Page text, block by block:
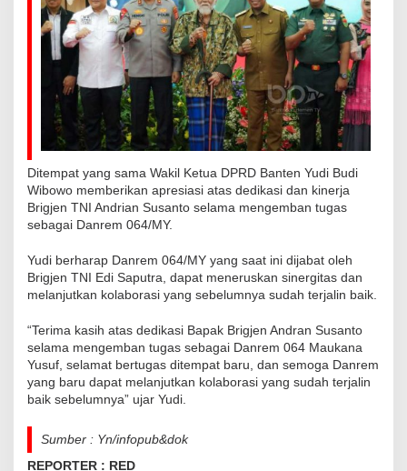
a
Y
u
u
f
Ditempat yang sama Wakil Ketua DPRD Banten Yudi Budi
Wibowo memberikan apresiasi atas dedikasi dan kinerja
Brigjen TNI Andrian Susanto selama mengemban tugas
sebagai Danrem 064/MY.
Yudi berharap Danrem 064/MY yang saat ini dijabat oleh
Brigjen TNI Edi Saputra, dapat meneruskan sinergitas dan
melanjutkan kolaborasi yang sebelumnya sudah terjalin baik.
“Terima kasih atas dedikasi Bapak Brigjen Andran Susanto
selama mengemban tugas sebagai Danrem 064 Maukana
Yusuf, selamat bertugas ditempat baru, dan semoga Danrem
yang baru dapat melanjutkan kolaborasi yang sudah terjalin
baik sebelumnya” ujar Yudi.
Sumber : Yn/infopub&dok
REPORTER : RED